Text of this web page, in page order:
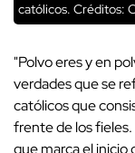
católicos. Créditos:
"Polvo eres y en
verdades que se
católicos que
frente de los